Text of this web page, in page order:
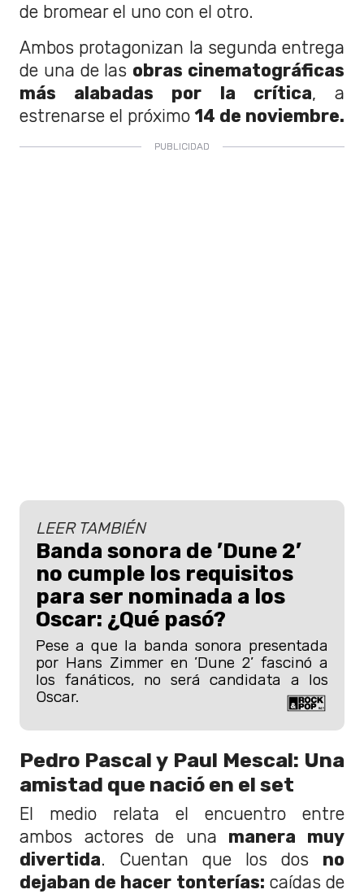
de bromear el uno con el otro.
Ambos protagonizan la segunda entrega
de una de las obras cinematográficas
más alabadas por la crítica, a
estrenarse el próximo14 de noviembre.
LEER TAMBIÉN
Banda sonora de ’Dune 2’
no cumple los requisitos
para ser nominada a los
Oscar: ¿Qué pasó?
Pese a que la banda sonora presentada
por Hans Zimmer en ’Dune 2’ fascinó a
los fanáticos, no será candidata a los
Oscar.
Pedro Pascal y Paul Mescal: Una
amistad que nació en el set
El medio relata el encuentro entre
ambos actores de una manera muy
divertida. Cuentan que los dos no
dejaban de hacer tonterías: caídas de